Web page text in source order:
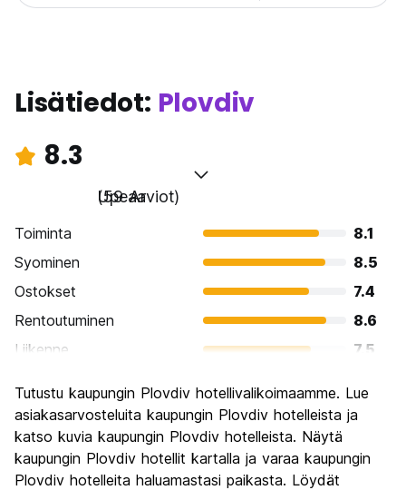
Lisätiedot: Plovdiv
8.3
Upeaa
(59 Arviot)
Toiminta
8.1
Syominen
8.5
Ostokset
7.4
Rentoutuminen
8.6
Liikenne
7.5
Kulttuuri
9.5
Yöelämä
Rahanarvoinen
9.2
Tutustu kaupungin Plovdiv hotellivalikoimaamme. Lue
asiakasarvosteluita kaupungin Plovdiv hotelleista ja
katso kuvia kaupungin Plovdiv hotelleista. Näytä
kaupungin Plovdiv hotellit kartalla ja varaa kaupungin
Plovdiv hotelleita haluamastasi paikasta. Löydät